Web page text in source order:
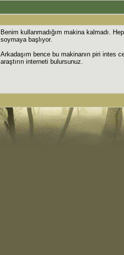
Benim kullanmadığım makina kalmadı.
soymaya başlıyor.
Arkadaşım bence bu makinanın piri intes
araştırın interneti bulursunuz.